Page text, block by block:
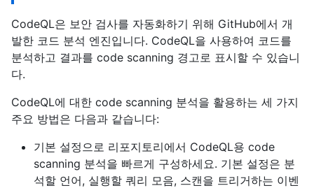
CodeQL은 보안 검사를 자동화하기 위해 GitHub에서 개
발한 코드 분석 엔진입니다. CodeQL을 사용하여 코드를
분석하고 결과를 code scanning 경고로 표시할 수 있습니
다.
CodeQL에 대한 code scanning 분석을 활용하는 세 가지
주요 방법은 다음과 같습니다:
기본 설정으로 리포지토리에서 CodeQL용 code
scanning 분석을 빠르게 구성하세요. 기본 설정은 분
석할 언어, 실행할 쿼리 모음, 스캔을 트리거하는 이벤